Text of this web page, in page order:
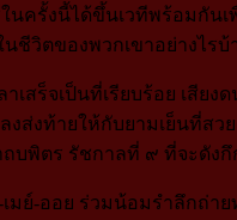
นครั้งนี้ได้ขึ้นเวทีพร้อมกั
วิตของพวกเขาอย่างไร
ร็จเป็นที่เรียบร้อย เสียง
งส่งท้ายให้กับยามเย็นที่
บพิตร รัชกาลที่ ๙ ที่จะดัง